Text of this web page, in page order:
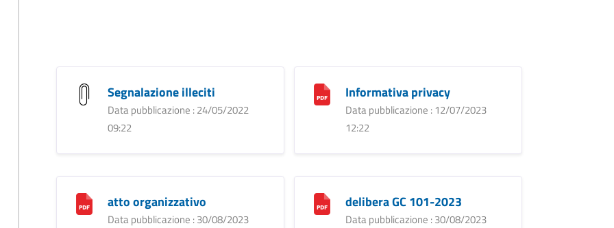
Segnalazione illeciti
Data pubblicazione : 24/05/2022
09:22
Informativa privacy
Data pubblicazione : 12/07/2023
12:22
atto organizzativo
Data pubblicazione : 30/08/2023
delibera GC 101-2023
Data pubblicazione : 30/08/2023